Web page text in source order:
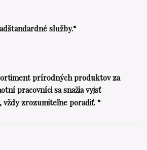
služby.“
prírodných produktov za
pracovníci sa snažia vyjsť
zrozumiteľne poradiť. “